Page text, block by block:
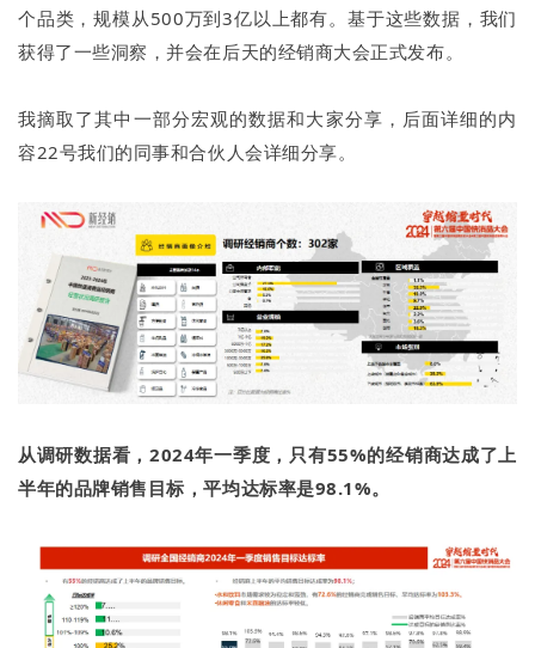
个品类，规模从500万到3亿以上都有。基于这些数据，我们
获得了一些洞察，并会在后天的经销商大会正式发布。
我摘取了其中一部分宏观的数据和大家分享，后面详细的内
容22号我们的同事和合伙人会详细分享。
从调研数据看，2024年一季度，只有55%的经销商达成了上
半年的品牌销售目标，平均达标率是98.1%。